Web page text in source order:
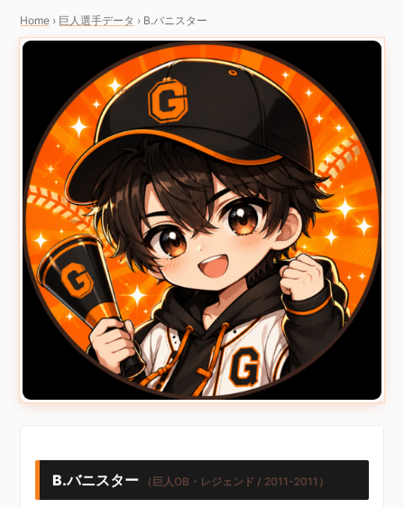
Home › 巨人選手データ › B.バニスター
B.バニスター （巨人OB・レジェンド / 2011-2011）